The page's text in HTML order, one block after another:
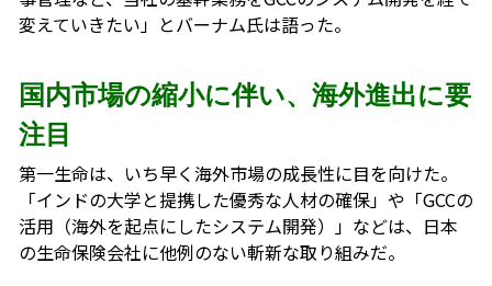
変えていきたい」とバーナム氏は語った。
国内市場の縮小に伴い、海外進出に要
注目
第一生命は、いち早く海外市場の成長性に目を向けた。
「インドの大学と提携した優秀な人材の確保」や「GCCの
活用（海外を起点にしたシステム開発）」などは、日本
の生命保険会社に他例のない斬新な取り組みだ。